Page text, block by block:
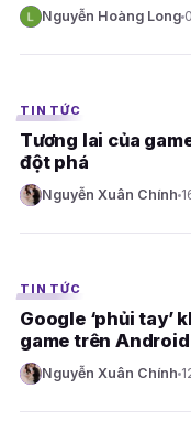
N Nguyễn Hoàng Long
TIN TỨC
Tương lai của
đột phá
N Nguyễn Xuân Chính
TIN TỨC
Google ‘phủi tay’
game trên Android
N Nguyễn Xuân Chính